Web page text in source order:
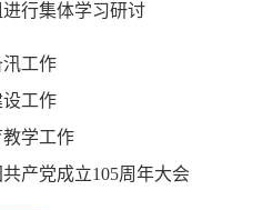
行集体学习研讨
工作
工作
学工作
产党成立105周年大会